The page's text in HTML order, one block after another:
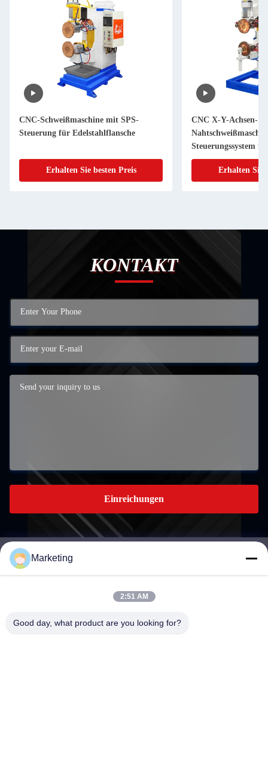
CNC-Schweißmaschine mit SPS-
Steuerung für Edelstahlflansche
Erhalten Sie besten Preis
CNC X-Y-Achsen-
Steuerungssystem
Erhalten Sie
KONTAKT
Einreichungen
marketing@hwashi.com
Marketing
2:51 AM
Good day, what product are you looking for?